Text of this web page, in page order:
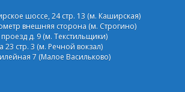
шоссе, 24 стр. 13 (м. Каширская)
внешняя сторона (м. Строгино)
д. 9 (м. Текстильщики)
23 стр. 3 (м. Речной вокзал)
7 (Малое Васильково)